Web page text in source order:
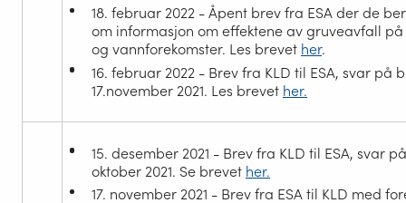
18. februar 2022 - Åpent brev fra ESA der de ber
om informasjon om effektene av gruveavfall
og vannforekomster. Les brevet her.
16. februar 2022 - Brev fra KLD til ESA, svar på
17.november 2021. Les brevet her.
15. desember 2021 - Brev fra KLD til ESA, svar
oktober 2021. Se brevet her.
17. november 2021 - Brev fra ESA til KLD med